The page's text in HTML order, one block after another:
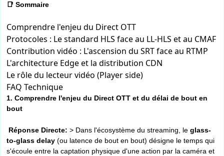
📑 Sommaire
Comprendre l'enjeu du Direct OTT
Protocoles : Le standard HLS face au LL-HLS et au CMAF
Contribution vidéo : L'ascension du SRT face au RTMP
L'architecture Edge et la distribution CDN
Le rôle du lecteur vidéo (Player side)
FAQ Technique
1. Comprendre l'enjeu du Direct OTT et du délai de bout en
bout
Réponse Directe: > Dans l'écosystème du streaming, le glass-
to-glass delay (ou latence de bout en bout) désigne le temps qui
s'écoule entre la captation physique d'une action par la caméra et